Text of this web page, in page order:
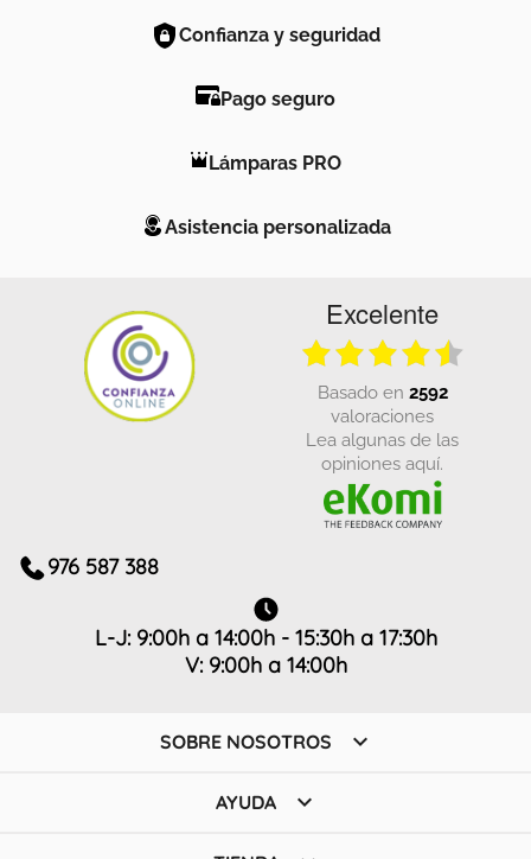
Confianza y seguridad
Pago seguro
Lámparas PRO
Asistencia personalizada
Excelente
basado en 2592
valoraciones
Lea algunas de las
opiniones aquí.
976 587 388
L-J: 9:00h a 14:00h - 15:30h a 17:30h
V: 9:00h a 14:00h
SOBRE NOSOTROS 
AYUDA 